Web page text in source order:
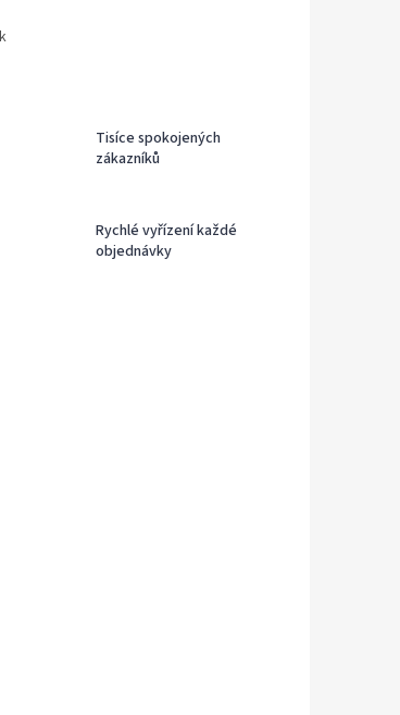
Tisíce spokojených
zákazníků
Rychlé vyřízení každé
objednávky